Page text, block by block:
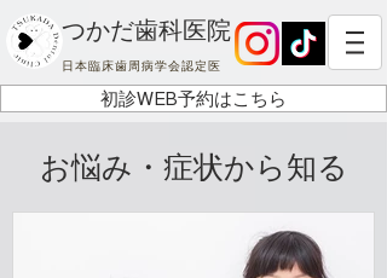
日本臨床歯周病学会認定医
つかだ歯科医院
初診WEB予約はこちら
お悩み・症状から知る